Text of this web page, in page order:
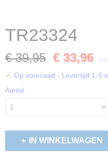
TR23324
€ 39,95 € 33,96
✓ Op voorraad - Levertijd 1-5
Aantal
IN WINKELWAGEN